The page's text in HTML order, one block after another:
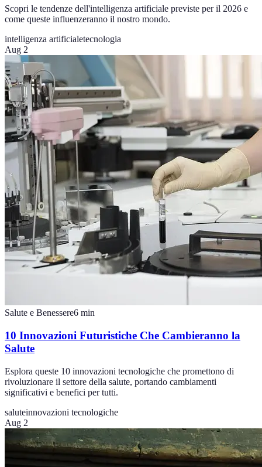
Scopri le tendenze dell'intelligenza artificiale previste per il 2026 e
come queste influenzeranno il nostro mondo.
intelligenza artificialetecnologia
Aug 2
Salute e Benessere6 min
10 Innovazioni Futuristiche Che Cambieranno la
Salute
Esplora queste 10 innovazioni tecnologiche che promettono di
rivoluzionare il settore della salute, portando cambiamenti
significativi e benefici per tutti.
saluteinnovazioni tecnologiche
Aug 2